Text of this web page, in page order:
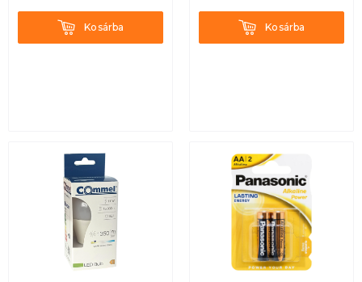
KosárbaKosárba KosárbaKosárba